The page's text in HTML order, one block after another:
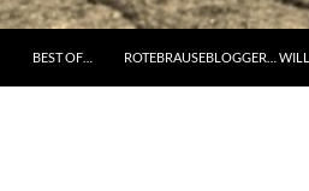
BEST OF…
ROTEBRAUSEBLOGGER… WILL